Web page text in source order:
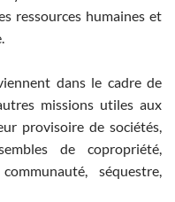
ressources humaines et
dans le cadre de
missions utiles aux
provisoire de sociétés,
de copropriété,
séquestre,